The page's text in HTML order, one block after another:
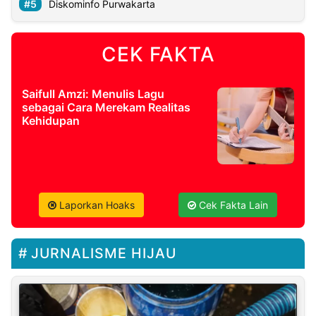
Diskominfo Purwakarta
CEK FAKTA
Saifull Amzi: Menulis Lagu
sebagai Cara Merekam Realitas
Kehidupan
Laporkan Hoaks Cek Fakta Lain
JURNALISME HIJAU